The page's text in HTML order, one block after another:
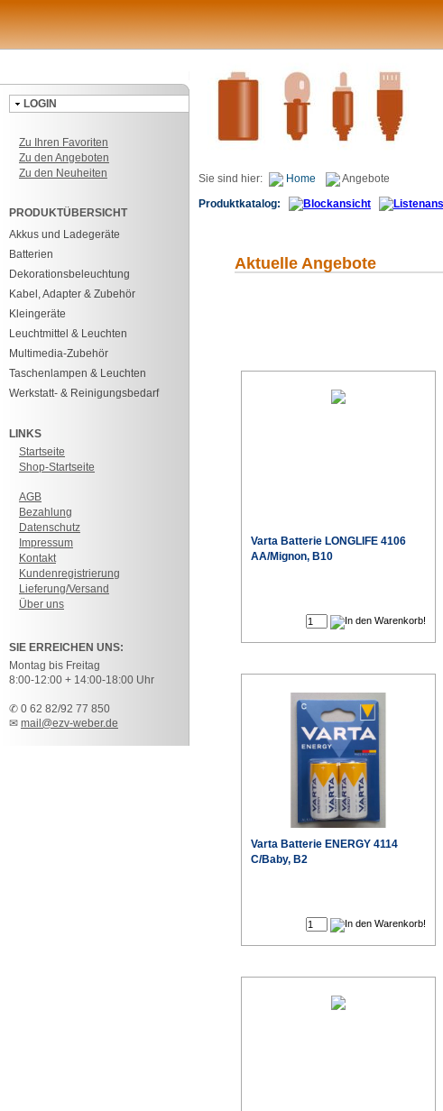
LOGIN
Zu Ihren Favoriten
Zu den Angeboten
Zu den Neuheiten
PRODUKTÜBERSICHT
Akkus und Ladegeräte
Batterien
Dekorationsbeleuchtung
Kabel, Adapter & Zubehör
Kleingeräte
Leuchtmittel & Leuchten
Multimedia-Zubehör
Taschenlampen & Leuchten
Werkstatt- & Reinigungsbedarf
LINKS
Startseite
Shop-Startseite
AGB
Bezahlung
Datenschutz
Impressum
Kontakt
Kundenregistrierung
Lieferung/Versand
Über uns
SIE ERREICHEN UNS:
Montag bis Freitag
8:00-12:00 + 14:00-18:00 Uhr
✆ 0 62 82/92 77 850
✉ mail@ezv-weber.de
Sie sind hier: Home
Angebote
Produktkatalog:
Aktuelle Angebote
Varta Batterie LONGLIFE 4106
AA/Mignon, B10
Varta Batterie ENERGY 4114
C/Baby, B2